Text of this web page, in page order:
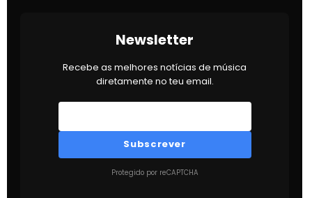
Newsletter
Recebe as melhores notícias de música
diretamente no teu email.
Subscrever
Protegido por reCAPTCHA